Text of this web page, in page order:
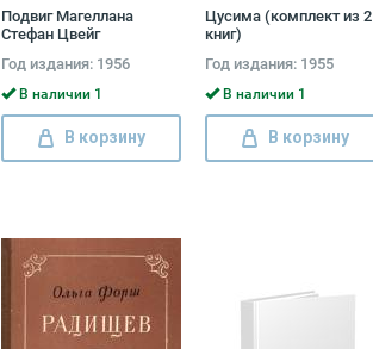
Подвиг Магеллана
Стефан Цвейг
Год издания: 1956
В наличии 1
В корзину
Цусима (комплект из 2
книг)
Год издания: 1955
В наличии 1
В корзину